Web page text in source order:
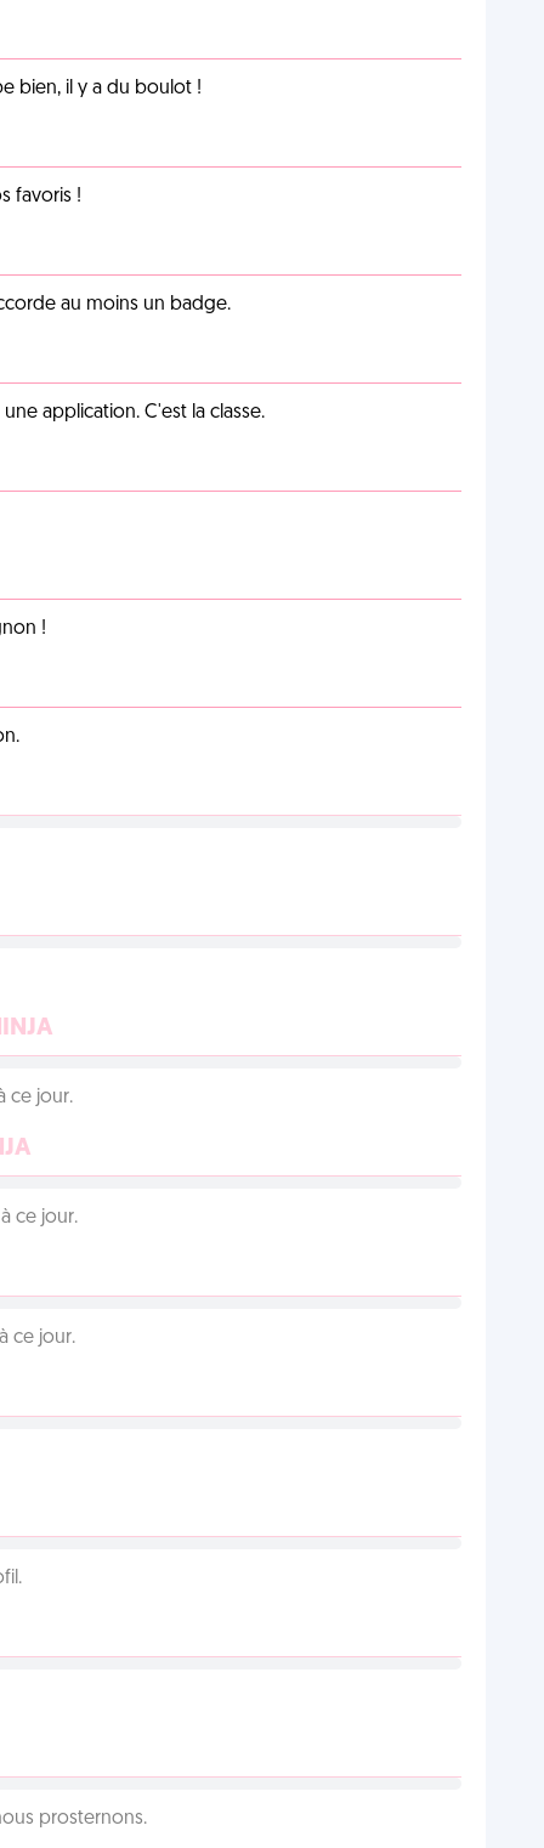
bien, il y a du boulot !
favoris !
au moins un badge.
application. C'est la classe.
!
ce jour.
ce jour.
ce jour.
prosternons.